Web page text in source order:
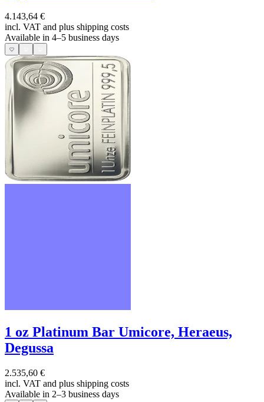
4.143,64 €
incl. VAT and plus shipping costs
Available in 4–5 business days
1 oz Platinum Bar Umicore, Heraeus,
Degussa
2.535,60 €
incl. VAT and plus shipping costs
Available in 2–3 business days